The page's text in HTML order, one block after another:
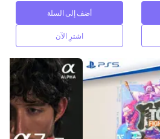
أضف إلى السلة
اشترِ الآن